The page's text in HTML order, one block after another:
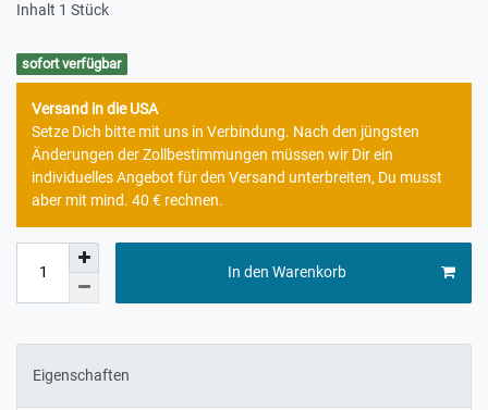
Inhalt 1 Stück
sofort verfügbar
Versand in die USA
Setze Dich bitte mit uns in Verbindung. Nach den jüngsten
Änderungen der Zollbestimmungen müssen wir Dir ein
individuelles Angebot für den Versand unterbreiten, Du musst
aber mit mind. 40 € rechnen.
In den Warenkorb
Eigenschaften